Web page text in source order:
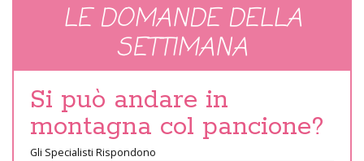
LE DOMANDE DELLA
SETTIMANA
Si può andare in
montagna col pancione?
Gli Specialisti Rispondono